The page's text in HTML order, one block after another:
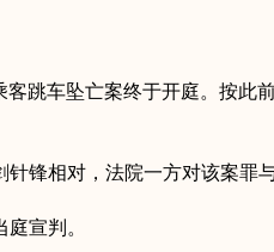
跳车坠亡案终于开庭。按此
锋相对，法院一方对该案罪
宣判。